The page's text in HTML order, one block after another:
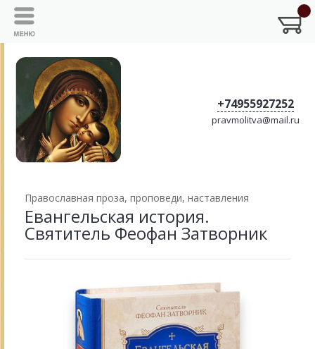
+74955927252
pravmolitva@mail.ru
Православная проза, проповеди, наставления
Евангельская история.
Святитель Феофан Затворник